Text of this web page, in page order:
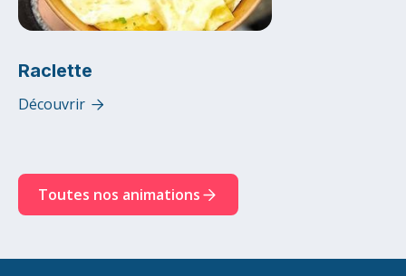
Raclette
Découvrir 
Toutes nos animations